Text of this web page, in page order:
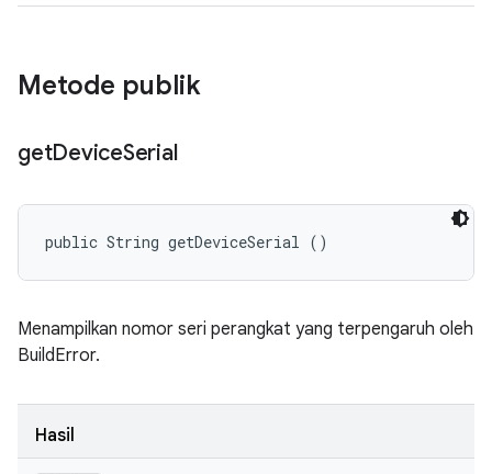
Metode publik
getDeviceSerial
public String getDeviceSerial ()
Menampilkan nomor seri perangkat yang terpengaruh oleh
BuildError.
Hasil